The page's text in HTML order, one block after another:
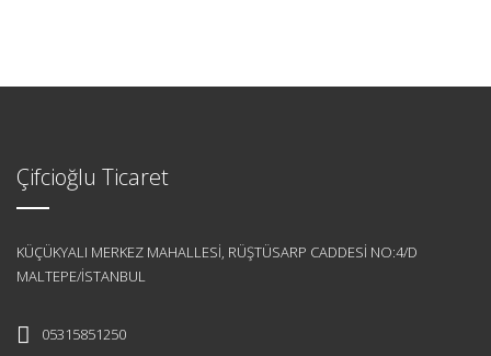
Çifcioğlu Ticaret
KÜÇÜKYALI MERKEZ MAHALLESİ, RÜŞTÜSARP CADDESİ NO:4/D
MALTEPE/İSTANBUL
05315851250